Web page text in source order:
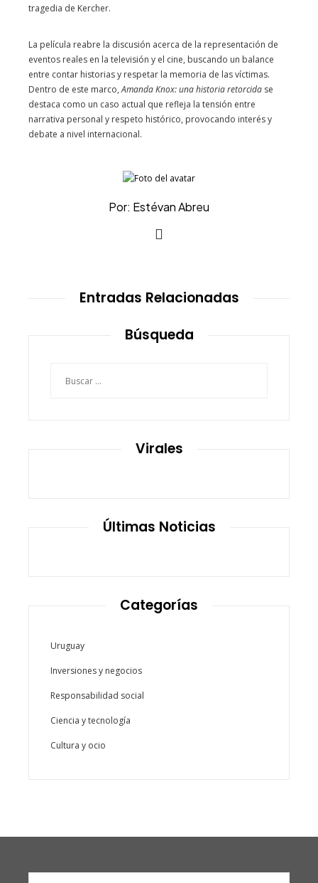
tragedia de Kercher.
La película reabre la discusión acerca de la representación de
eventos reales en la televisión y el cine, buscando un balance
entre contar historias y respetar la memoria de las víctimas.
Dentro de este marco,Amanda Knox: una historia retorcida se
destaca como un caso actual que refleja la tensión entre
narrativa personal y respeto histórico, provocando interés y
debate a nivel internacional.
Por: Estévan Abreu
Entradas Relacionadas
Búsqueda
Virales
Últimas Noticias
Categorías
Uruguay
Inversiones y negocios
Responsabilidad social
Ciencia y tecnología
Cultura y ocio